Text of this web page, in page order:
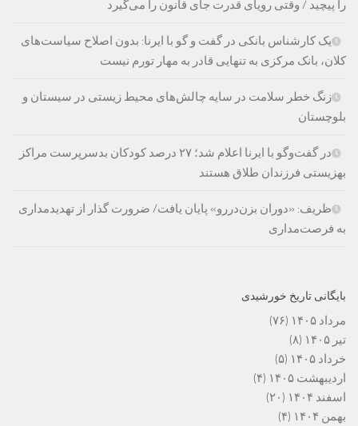
را پیچید / وقتی رویای قدرت جای قانون را می‌گیرد
یک کارشناس بانکی در گفت و گو با ایرنا: بدون اصلاح سیاست‌های
کلان، بانک مرکزی به تنهایی قادر به مهار تورم نیست
زنگ خطر سلامت در سایه چالش‌های محیط زیستی در سیستان و
بلوچستان
در گفت‌وگو با ایرنا اعلام شد؛ ۲۷ درصد کودکان بدسرپرست مراکز
بهزیستی فرزندان طلاق هستند
ظریف: «دوران بزن‌دررو» پایان یافت/ ضرورت گذار از تهدیدمداری
به فرصت‌مداری
بایگانی تاریخ خورشیدی
مرداد ۱۴۰۵
(۷۶)
تیر ۱۴۰۵
(۸)
خرداد ۱۴۰۵
(۵)
اردیبهشت ۱۴۰۵
(۴)
اسفند ۱۴۰۴
(۲۰)
بهمن ۱۴۰۴
(۴)